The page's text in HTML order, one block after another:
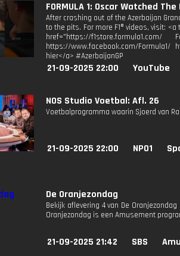
FORMULA 1: Oscar Watched
After crashing out of the Azerbaijan
to the pits. For more F1® videos, visit:
href="https://
https://www.facebook.com/Formula1/
hier</a> #AzerbaijanGP
21-09-2025 22:00 YouTube
NOS Studio Voetbal: Afl. 26
Voetbalprogramma waarin Sjoerd van
21-09-2025 22:00 NPO1
De Oranjezondag
Bekijk aflevering 4 van De
Oranjezondag is een Amusement
21-09-2025 21:42 SBS